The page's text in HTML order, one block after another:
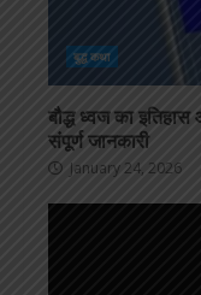
बुद्ध कथा
बौद्ध ध्वज का
संपूर्ण जानकारी
January 24, 2026